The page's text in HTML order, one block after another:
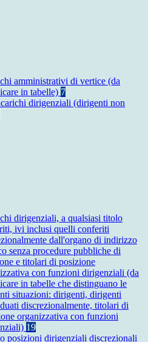
amministrativi di vertice (da
in tabelle) 7
dirigenziali (dirigenti non
dirigenziali, a qualsiasi titolo
ivi inclusi quelli conferiti
dall'organo di indirizzo
senza procedure pubbliche di
e titolari di posizione
con funzioni dirigenziali (da
in tabelle che distinguano le
situazioni: dirigenti, dirigenti
discrezionalmente, titolari di
organizzativa con funzioni
19
posizioni dirigenziali discrezionali